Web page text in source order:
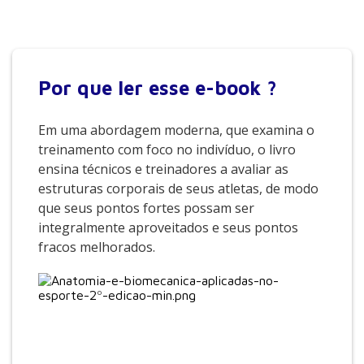
Por que ler esse e-book ?
Em uma abordagem moderna, que examina o
treinamento com foco no indivíduo, o livro
ensina técnicos e treinadores a avaliar as
estruturas corporais de seus atletas, de modo
que seus pontos fortes possam ser
integralmente aproveitados e seus pontos
fracos melhorados.